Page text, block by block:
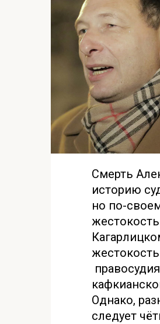
Смерть
историю
но по-
Однако,
следует